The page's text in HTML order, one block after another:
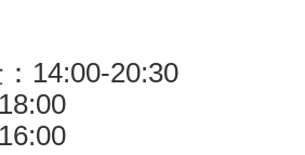
14:00-20:30